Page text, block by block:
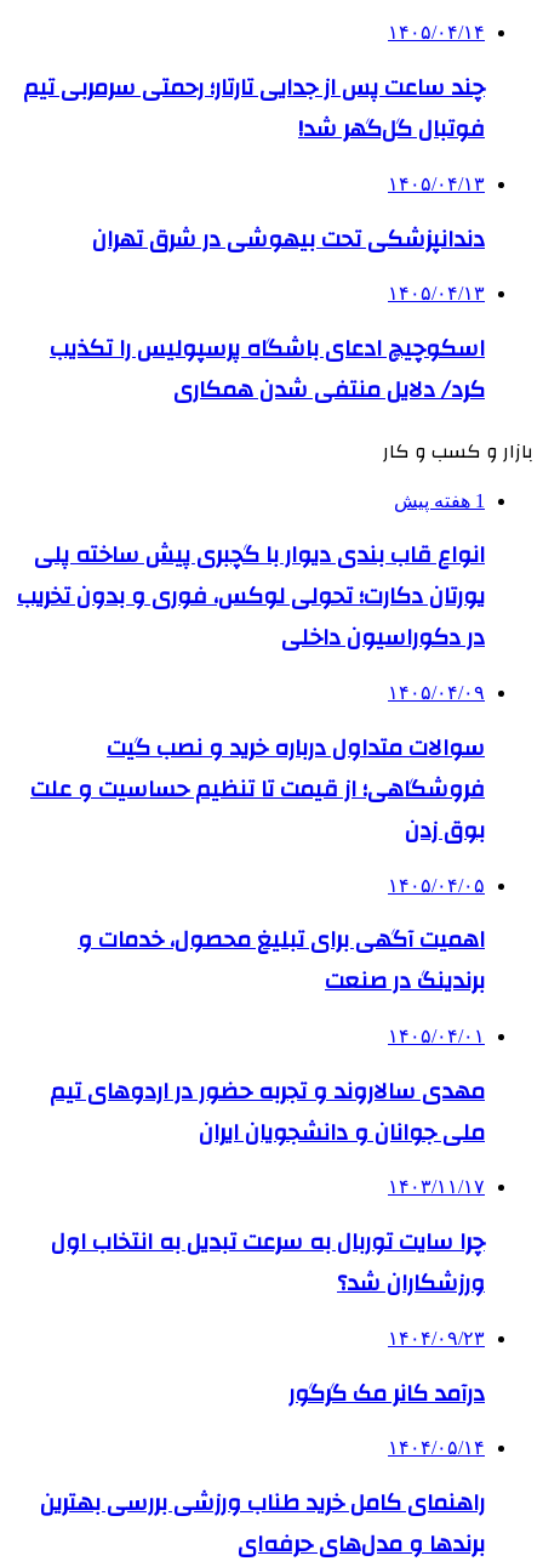
۱۴۰۵/۰۴/۱۴
چند ساعت پس از جدایی تارتار؛ رحمتی سرمربی تیم
فوتبال گل‌گهر شد!
۱۴۰۵/۰۴/۱۳
دندانپزشکی تحت بیهوشی در شرق تهران
۱۴۰۵/۰۴/۱۳
اسکوچیچ ادعای باشگاه پرسپولیس را تکذیب
کرد/ دلایل منتفی شدن همکاری
بازار و کسب و کار
1 هفته پیش
انواع قاب بندی دیوار با گچبری پیش ساخته پلی
یورتان دکارت؛ تحولی لوکس، فوری و بدون تخریب
در دکوراسیون داخلی
۱۴۰۵/۰۴/۰۹
سوالات متداول درباره خرید و نصب گیت
فروشگاهی؛ از قیمت تا تنظیم حساسیت و علت
بوق زدن
۱۴۰۵/۰۴/۰۵
اهمیت آگهی برای تبلیغ محصول، خدمات و
برندینگ در صنعت
۱۴۰۵/۰۴/۰۱
مهدی سالاروند و تجربه حضور در اردوهای تیم
ملی جوانان و دانشجویان ایران
۱۴۰۳/۱۱/۱۷
چرا سایت توربال به ‌سرعت تبدیل به انتخاب اول
ورزشکاران شد؟
۱۴۰۴/۰۹/۲۳
درآمد کانر مک گرگور
۱۴۰۴/۰۵/۱۴
راهنمای کامل خرید طناب ورزشی بررسی بهترین
برندها و مدل‌های حرفه‌ای